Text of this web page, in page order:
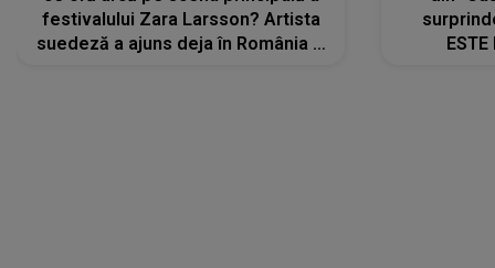
festivalului Zara Larsson? Artista
suedeză a ajuns deja în România și